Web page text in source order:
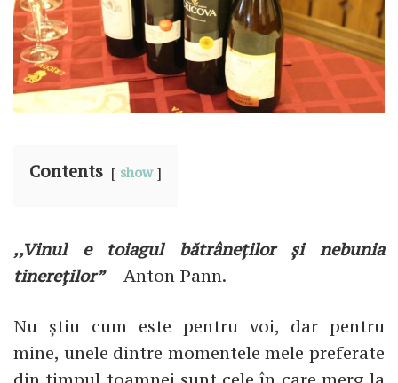
Contents show
,,Vinul e toiagul bătrâneților și nebunia
tinereților” – Anton Pann.
Nu știu cum este pentru voi, dar pentru
mine, unele dintre momentele mele preferate